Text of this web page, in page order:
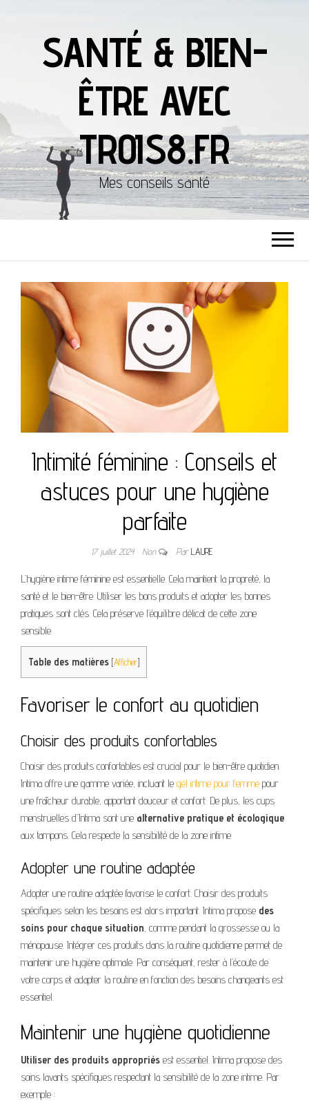
SANTÉ & BIEN-
ÊTRE AVEC
TROIS8.FR
Mes conseils santé
Intimité féminine : Conseils et
astuces pour une hygiène
parfaite
17 juillet 2024 Non ParLAURE
L’hygiène intime féminine est essentielle. Cela maintient la propreté, la
santé et le bien-être. Utiliser les bons produits et adopter les bonnes
pratiques sont clés. Cela préserve l’équilibre délicat de cette zone
sensible.
Table des matières [Afficher]
Favoriser le confort au quotidien
Choisir des produits confortables
Choisir des produits confortables est crucial pour le bien-être quotidien.
Intima offre une gamme variée, incluant le gel intime pour femme pour
une fraîcheur durable, apportant douceur et confort. De plus, les cups
menstruelles d’Intima sont une alternative pratique et écologique
aux tampons. Cela respecte la sensibilité de la zone intime.
Adopter une routine adaptée
Adopter une routine adaptée favorise le confort. Choisir des produits
spécifiques selon les besoins est alors important. Intima propose des
soins pour chaque situation, comme pendant la grossesse ou la
ménopause. Intégrer ces produits dans la routine quotidienne permet de
maintenir une hygiène optimale. Par conséquent, rester à l’écoute de
votre corps et adapter la routine en fonction des besoins changeants est
essentiel.
Maintenir une hygiène quotidienne
Utiliser des produits appropriés est essentiel. Intima propose des
soins lavants spécifiques respectant la sensibilité de la zone intime. Par
exemple :